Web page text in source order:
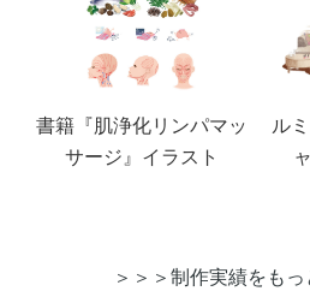
書籍『肌浄化リンパマッ
サージ』イラスト
ル
＞＞＞制作実績をも